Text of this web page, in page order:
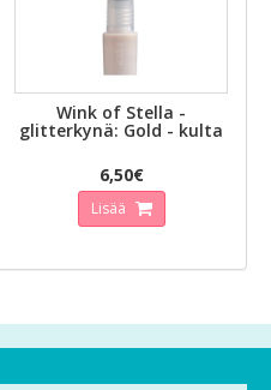
Wink of Stella -
glitterkynä: Gold - kulta
6,50€
Lisää